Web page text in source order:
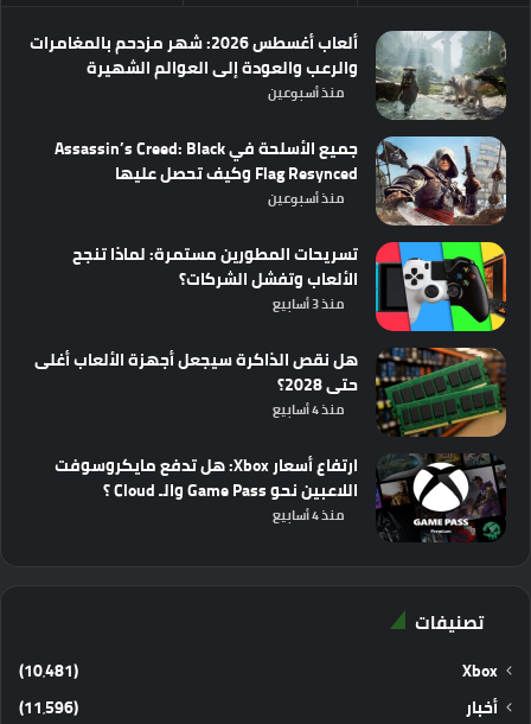
ألعاب أغسطس 2026: شهر مزدحم بالمغامرات
والرعب والعودة إلى العوالم الشهيرة
منذ أسبوعين
جميع الأسلحة في Assassin’s Creed: Black
Flag Resynced وكيف تحصل عليها
منذ أسبوعين
تسريحات المطورين مستمرة: لماذا تنجح
الألعاب وتفشل الشركات؟
منذ 3 أسابيع
هل نقص الذاكرة سيجعل أجهزة الألعاب أغلى
حتى 2028؟
منذ 4 أسابيع
ارتفاع أسعار Xbox: هل تدفع مايكروسوفت
اللاعبين نحو Game Pass والـ Cloud ؟
منذ 4 أسابيع
تصنيفات
Xbox
(10٬481)
أخبار
(11٬596)